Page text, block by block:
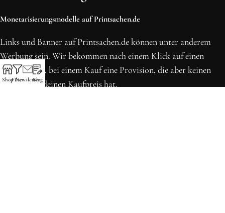
Monetarisierungsmodelle auf Printsachen.de
Links und Banner auf Printsachen.de können unter anderem
Werbung sein. Wir bekommen nach einem Klick auf einen
solchen Link, bei einem Kauf eine Provision, die aber keinen
Einfluss auf deinen Kaufpreis hat.
ShopFilter
Newsletter
Blog